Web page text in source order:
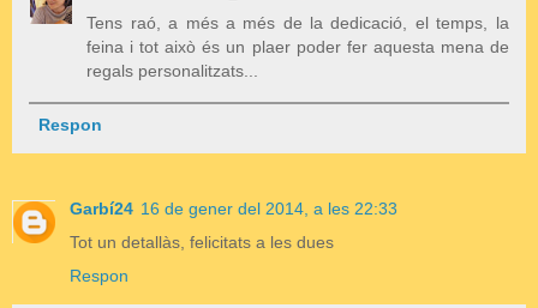
Tens raó, a més a més de la dedicació, el temps, la
feina i tot això és un plaer poder fer aquesta mena de
regals personalitzats...
Respon
Garbí24 16 de gener del 2014, a les 22:33
Tot un detallàs, felicitats a les dues
Respon